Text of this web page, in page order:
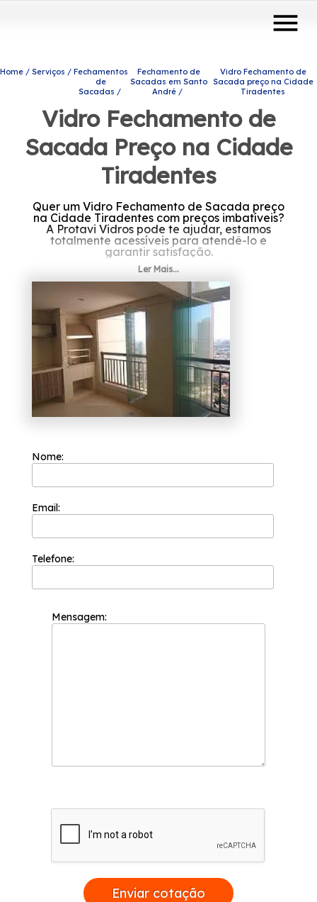
menu
Home Serviços
Fechamentos
de
Sacadas
Fechamento de
Sacadas em Santo
André
Vidro Fechamento de
Sacada preço na Cidade
Tiradentes
Vidro Fechamento de
Sacada Preço na Cidade
Tiradentes
Quer um Vidro Fechamento de Sacada preço
na Cidade Tiradentes com preços imbatíveis?
A Protavi Vidros pode te ajudar, estamos
totalmente acessíveis para atendê-lo e
garantir satisfação.
Se está buscando por Vidro Fechamento de
Sacada preço na Cidade Tiradentes, Na
Protavi Vidros, é possível encontrar a solução
que procura quando trata-se de engenharia
de vidros, a empresa disponibiliza
alternativas de produtos e serviços como box
para banheiros, envidraçamento de sacadas,
coberturas com vidro, entre outras. Fale
conosco e tenha um ambiente mais moderno,
estamos à sua disposição.
Ler Mais...
Nome:
Email:
Telefone:
Mensagem:
Enviar cotação